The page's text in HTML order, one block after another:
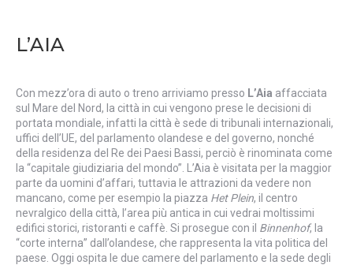
L’AIA
Con mezz’ora di auto o treno arriviamo presso L’Aia affacciata
sul Mare del Nord, la città in cui vengono prese le decisioni di
portata mondiale, infatti la città è sede di tribunali internazionali,
uffici dell’UE, del parlamento olandese e del governo, nonché
della residenza del Re dei Paesi Bassi, perciò è rinominata come
la “capitale giudiziaria del mondo”. L’Aia è visitata per la maggior
parte da uomini d’affari, tuttavia le attrazioni da vedere non
mancano, come per esempio la piazza Het Plein, il centro
nevralgico della città, l’area più antica in cui vedrai moltissimi
edifici storici, ristoranti e caffè. Si prosegue con il Binnenhof, la
“corte interna” dall’olandese, che rappresenta la vita politica del
paese. Oggi ospita le due camere del parlamento e la sede degli